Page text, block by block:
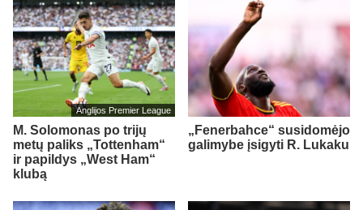
Anglijos Premier League
M. Solomonas po trijų
metų paliks „Tottenham“
ir papildys „West Ham“
klubą
„Fenerbahce“ susidomėjo
galimybe įsigyti R. Lukaku